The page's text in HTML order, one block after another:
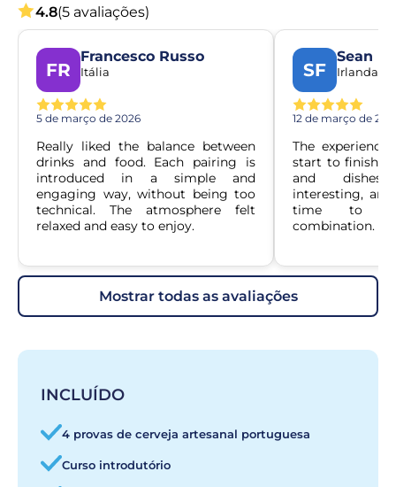
4.8(5 avaliações)
FR
Francesco Russo
Itália
5 de março de 2026
Really liked the balance between
drinks and food. Each pairing is
introduced in a simple and
engaging way, without being too
technical. The atmosphere felt
relaxed and easy to enjoy.
SF
Sean
Irlanda
12 de março de
The
start to finish.
and
interesting,
time to
combination.
mostrar todas as avaliações
INCLUÍDO
4 provas de cerveja artesanal portuguesa
Curso introdutório